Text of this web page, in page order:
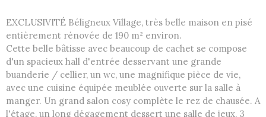
EXCLUSIVITÉ Béligneux Village, très belle maison en pisé
entièrement rénovée de 190 m² environ.
Cette belle bâtisse avec beaucoup de cachet se compose
d'un spacieux hall d'entrée desservant une grande
buanderie / cellier, un wc, une magnifique pièce de vie,
avec une cuisine équipée meublée ouverte sur la salle à
manger. Un grand salon cosy complète le rez de chausée. A
l'étage, un long dégagement dessert une salle de jeux, 3